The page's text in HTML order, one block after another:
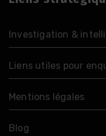
Investigation &
Liens utiles pour
Mentions légales
Blog